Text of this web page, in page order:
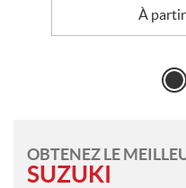
À partir
OBTENEZ LE
SUZUKI